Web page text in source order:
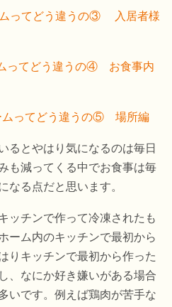
ムってどう違うの③ 入居者様
ってどう違うの④ お食事内
ムってどう違うの⑤ 場所編
るとやはり気になるのは毎日
も減ってくる中でお食事は毎
なる点だと思います。
ッチンで作って冷凍されたも
ム内のキッチンで最初から
りキッチンで最初から作った
、なにか好き嫌いがある場合
いです。例えば鶏肉が苦手な